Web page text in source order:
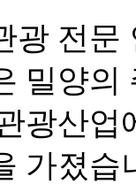
광 전
밀양
광산
가졌습